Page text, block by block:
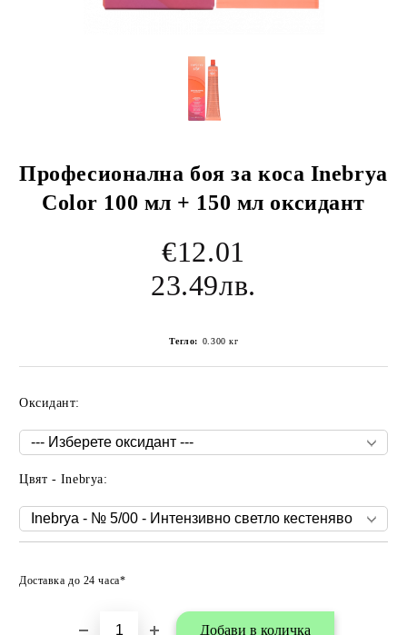
Професионална боя за коса Inebrya
Color 100 мл + 150 мл оксидант
€12.01
23.49лв.
Тегло: 0.300 кг
Оксидант:
Цвят - Inebrya:
Доставка до 24 часа*